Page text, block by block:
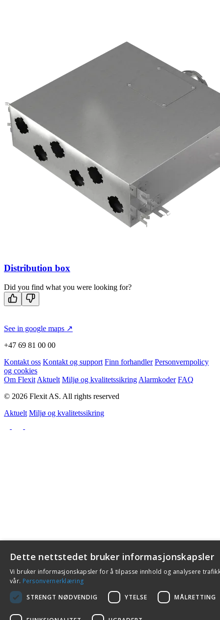
Distribution box
Did you find what you were looking for?
See in google maps ↗
+47 69 81 00 00
Kontakt oss Kontakt og support Finn forhandler Personvernpolicy
og cookies
Om Flexit Aktuelt Miljø og kvalitetssikring Alarmkoder FAQ
© 2026 Flexit AS. All rights reserved
Aktuelt Miljø og kvalitetssikring
Dette nettstedet bruker informasjonskapsler
Vi bruker informasjonskapsler for å tilpasse innhold og analysere
vår. Personvernerklæring
STRENGT NØDVENDIG
YTELSE MÅLRETTING